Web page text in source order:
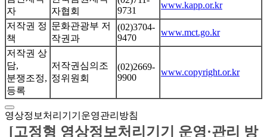
자
자협회
9731
www.kapp.or.kr
저작권 정
책
문화관광부 저
작권과
(02)3704-
9470
www.mct.go.kr
저작권 상
담,
분쟁조정,
등록
저작권심의조
정위원회
(02)2669-
9900
www.copyright.or.kr
영상정보처리기기운영관리방침
[고정형 영상정보처리기기 운영·관리 방